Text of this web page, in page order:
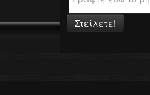
Στείλετε!